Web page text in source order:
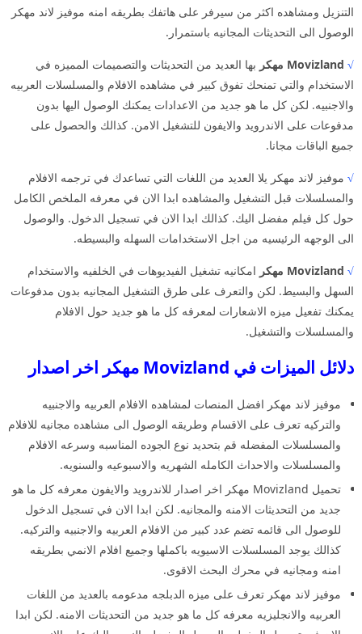
التنزيل ومشاهده اكثر من سيرفر على هاتفك بطريقه امنه موفيز لاند مهكر
الوصول الى التحديثات المجانيه باستمرار.
√ Movizland مهكر
بها العديد من التحديثات والتصميمات المميزه في
الاستخدام والتي تمنحك تفوق كبير في مشاهده الافلام والمسلسلات العربيه
والاجنبيه. لكن كل ما هو جديد من الاعدادات يمكنك الوصول اليها بدون
مدفوعات على الاندرويد والايفون للتشغيل الامن. كذالك والحصول على
جميع الباقات مجانا.
√ موفيز لاند مهكر يلا العديد من اللغات التي تساعدك في ترجمه الافلام
والمسلسلات قبل التشغيل والمشاهده ابدا الان في معرفه الملخص الكامل
حول كل فيلم مفضل اليك. كذالك ابدا الان في تسجيل الدخول. والوصول
الى الوجهه الرئيسيه من اجل الاستخدامات السهله والبسيطه.
√ Movizland مهكر
امكانيه تشغيل الفيديوهات في الخلفيه والاستخدام
السهل والبسيط. لكن والتعرف على طرق التشغيل المجانيه بدون مدفوعات
يمكنك تفعيل ميزه الاشعارات لمعرفه كل ما هو جديد حول الافلام
والمسلسلات والتشغيل.
دلائل الميزات في Movizland مهكر اخر اصدار
موفيز لاند مهكر افضل المنصات لمشاهده الافلام العربيه والاجنبيه
والتركيه تعرف على الاقسام وطريقه الوصول الى مشاهده مجانيه للافلام
والمسلسلات المفضله قم بتحديد نوع الجوده المناسبه وسرعه الافلام
والمسلسلات والاحداث الكامله الشهريه والاسبوعيه والسنويه.
تحميل Movizland مهكر اخر اصدار للاندرويد والايفون معرفه كل ما هو
جديد من التحديثات الامنه والمجانيه. لكن ابدا الان في تسجيل الدخول
للوصول الى قائمه تضم عدد كبير من الافلام العربيه والاجنبيه والتركيه.
كذالك يوجد المسلسلات الاسيويه باكملها وجميع افلام الانمي بطريقه
امنه ومجانيه في محرك البحث الاقوى.
موفيز لاند مهكر تعرف على ميزه الدبلجه مدعومه بالعديد من اللغات
العربيه والانجليزيه معرفه كل ما هو جديد من التحديثات الامنه. لكن ابدا